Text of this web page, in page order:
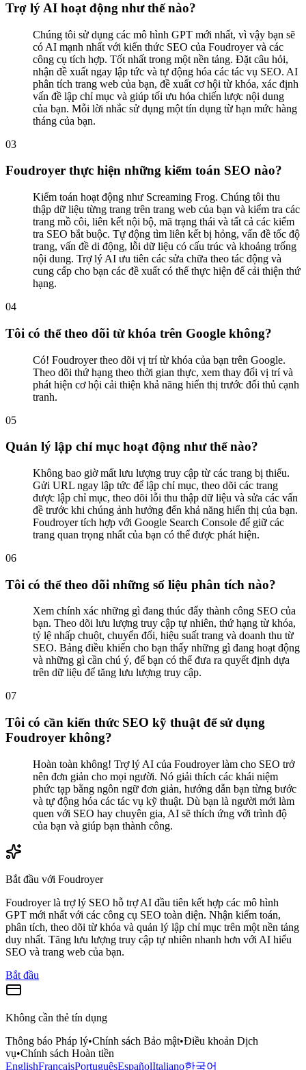
Trợ lý AI hoạt động như thế nào?
Chúng tôi sử dụng các mô hình GPT mới nhất, vì vậy bạn sẽ
có AI mạnh nhất với kiến thức SEO của Foudroyer và các
công cụ tích hợp. Tốt nhất trong một nền tảng. Đặt câu hỏi,
nhận đề xuất ngay lập tức và tự động hóa các tác vụ SEO. AI
phân tích trang web của bạn, đề xuất cơ hội từ khóa, xác định
vấn đề lập chỉ mục và giúp tối ưu hóa chiến lược nội dung
của bạn. Mỗi lời nhắc sử dụng một tín dụng từ hạn mức hàng
tháng của bạn.
03
Foudroyer thực hiện những kiểm toán SEO nào?
Kiểm toán hoạt động như Screaming Frog. Chúng tôi thu
thập dữ liệu từng trang trên trang web của bạn và kiểm tra các
trang mồ côi, liên kết nội bộ, mã trạng thái và tất cả các kiểm
tra SEO bắt buộc. Tự động tìm liên kết bị hỏng, vấn đề tốc độ
trang, vấn đề di động, lỗi dữ liệu có cấu trúc và khoảng trống
nội dung. Trợ lý AI ưu tiên các sửa chữa theo tác động và
cung cấp cho bạn các đề xuất có thể thực hiện để cải thiện thứ
hạng.
04
Tôi có thể theo dõi từ khóa trên Google không?
Có! Foudroyer theo dõi vị trí từ khóa của bạn trên Google.
Theo dõi thứ hạng theo thời gian thực, xem thay đổi vị trí và
phát hiện cơ hội cải thiện khả năng hiển thị trước đối thủ cạnh
tranh.
05
Quản lý lập chỉ mục hoạt động như thế nào?
Không bao giờ mất lưu lượng truy cập từ các trang bị thiếu.
Gửi URL ngay lập tức để lập chỉ mục, theo dõi các trang
được lập chỉ mục, theo dõi lỗi thu thập dữ liệu và sửa các vấn
đề trước khi chúng ảnh hưởng đến khả năng hiển thị của bạn.
Foudroyer tích hợp với Google Search Console để giữ các
trang quan trọng nhất của bạn có thể được phát hiện.
06
Tôi có thể theo dõi những số liệu phân tích nào?
Xem chính xác những gì đang thúc đẩy thành công SEO của
bạn. Theo dõi lưu lượng truy cập tự nhiên, thứ hạng từ khóa,
tỷ lệ nhấp chuột, chuyển đổi, hiệu suất trang và doanh thu từ
SEO. Bảng điều khiển cho bạn thấy những gì đang hoạt động
và những gì cần chú ý, để bạn có thể đưa ra quyết định dựa
trên dữ liệu để tăng lưu lượng truy cập.
07
Tôi có cần kiến thức SEO kỹ thuật để sử dụng
Foudroyer không?
Hoàn toàn không! Trợ lý AI của Foudroyer làm cho SEO trở
nên đơn giản cho mọi người. Nó giải thích các khái niệm
phức tạp bằng ngôn ngữ đơn giản, hướng dẫn bạn từng bước
và tự động hóa các tác vụ kỹ thuật. Dù bạn là người mới làm
quen với SEO hay chuyên gia, AI sẽ thích ứng với trình độ
của bạn và giúp bạn thành công.
Bắt đầu với Foudroyer
Foudroyer là trợ lý SEO hỗ trợ AI đầu tiên kết hợp các mô hình
GPT mới nhất với các công cụ SEO toàn diện. Nhận kiểm toán,
phân tích, theo dõi từ khóa và quản lý lập chỉ mục trên một nền tảng
duy nhất. Tăng lưu lượng truy cập tự nhiên nhanh hơn với AI hiểu
SEO và trang web của bạn.
Bắt đầu
Không cần thẻ tín dụng
Thông báo Pháp lý•Chính sách Bảo mật•Điều khoản Dịch
vụ•Chính sách Hoàn tiền
EnglishFrançaisPortuguêsEspañolItaliano한국어